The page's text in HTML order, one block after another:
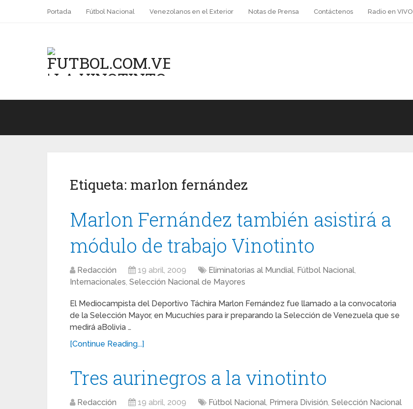
Portada Fútbol Nacional Venezolanos en el Exterior Notas de Prensa Contáctenos Radio en VIVO
Etiqueta: marlon fernández
Marlon Fernández también asistirá a
módulo de trabajo Vinotinto
Redacción 19 abril, 2009 Eliminatorias al Mundial, Fútbol Nacional,
Internacionales, Selección Nacional de Mayores
El Mediocampista del Deportivo Táchira Marlon Fernández fue llamado a la convocatoria
de la Selección Mayor, en Mucuchíes para ir preparando la Selección de Venezuela que se
medirá aBolivia …
[Continue Reading...]
Tres aurinegros a la vinotinto
Redacción 19 abril, 2009 Fútbol Nacional, Primera División, Selección Nacional